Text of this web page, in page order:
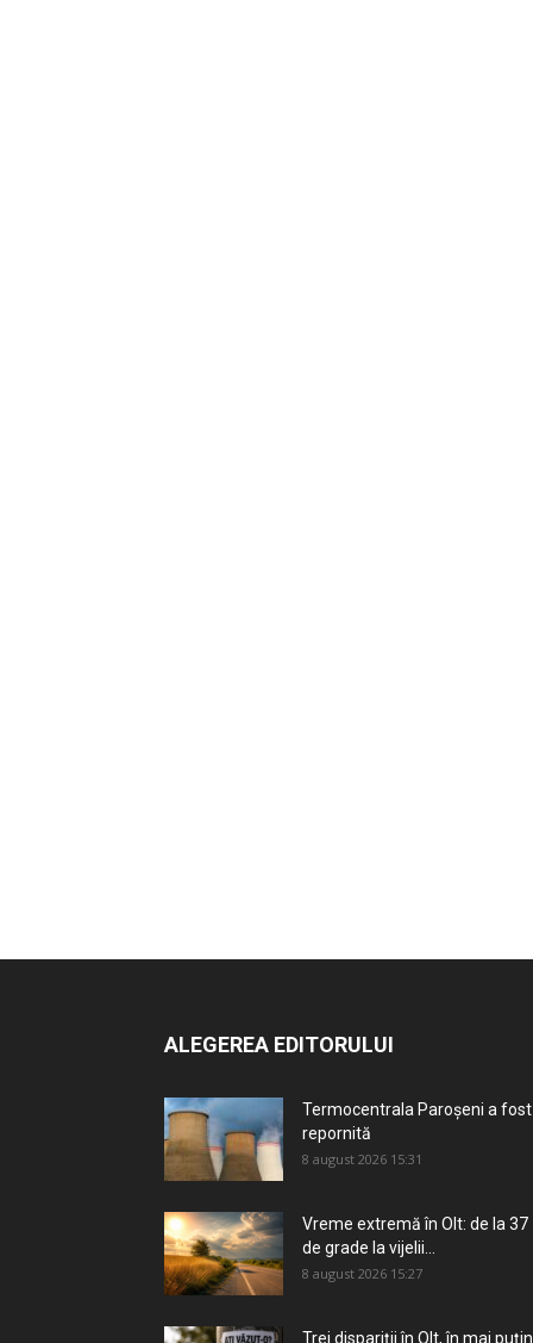
ALEGEREA EDITORULUI
Termocentrala Paroșeni a fost
repornită
8 august 2026 15:31
Vreme extremă în Olt: de la 37
de grade la vijelii...
8 august 2026 15:27
Trei dispariții în Olt, în mai puțin